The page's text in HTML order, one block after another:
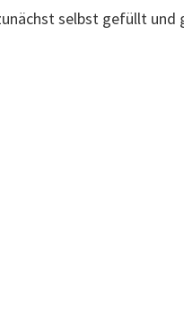
selbst gefüllt